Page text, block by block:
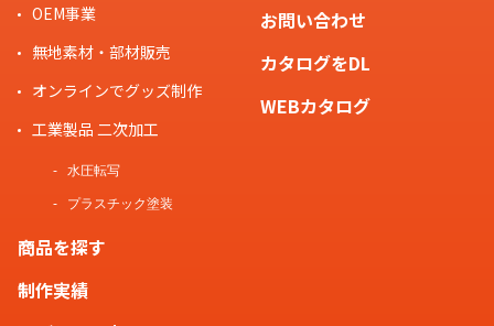
OEM事業
無地素材・部材販売
オンラインでグッズ制作
工業製品 二次加工
水圧転写
プラスチック塗装
商品を探す
制作実績
お問い合わせ
カタログをDL
WEBカタログ